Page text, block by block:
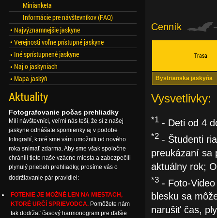
Cenník
Trasa
Bystrianska jaskyňa
Vysvetlivky:
*1 - Deti od 4
*2 - Študenti
preukázaní sa
aktuálny rok;
*3 - Foto-
blesku sa
narušiť čas,
Minianketa
Informácie pre návštevníkov (FAQ)
Najvýznamnejšie jaskyne
Verejnosti voľne prístupné jaskyne
Iné sprístupnené jaskyne
Naj o jaskyniach
Mapa jaskýň
Aktuality
Fotografovanie počas prehliadky
Milí návštevníci, veľmi nás teší, že si z našej
jaskyne odnášate spomienky aj v podobe
fotografií, ktoré sme vám umožnili od nového
roka snímať zdarma. Aby sme však spoločne
chránili tieto naše vzácne miesta a zabezpečili
plynulý priebeh prehliadky, prosíme vás o
dodržiavanie pár pravidiel:
FOTENIE JE MOŽNÉ LEN NA MIESTACH,
KTORÉ URČÍ SPRIEVODCA. Pomôžete nám
tak dodržať časový harmonogram pre ďalšie